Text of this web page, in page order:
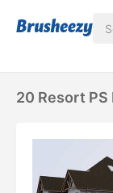
20 Resort PS